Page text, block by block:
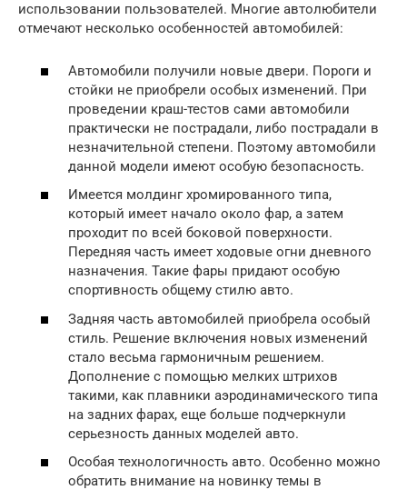
использовании пользователей. Многие автолюбители
отмечают несколько особенностей автомобилей:
Автомобили получили новые двери. Пороги и
стойки не приобрели особых изменений. При
проведении краш-тестов сами автомобили
практически не пострадали, либо пострадали в
незначительной степени. Поэтому автомобили
данной модели имеют особую безопасность.
Имеется молдинг хромированного типа,
который имеет начало около фар, а затем
проходит по всей боковой поверхности.
Передняя часть имеет ходовые огни дневного
назначения. Такие фары придают особую
спортивность общему стилю авто.
Задняя часть автомобилей приобрела особый
стиль. Решение включения новых изменений
стало весьма гармоничным решением.
Дополнение с помощью мелких штрихов
такими, как плавники аэродинамического типа
на задних фарах, еще больше подчеркнули
серьезность данных моделей авто.
Особая технологичность авто. Особенно можно
обратить внимание на новинку темы в